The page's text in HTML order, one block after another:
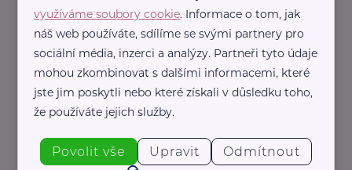
dotknisekridel@seznam.cz
Mgr. Ester Dombrovská
Krkonošská 153 Vrchlabí
Jsem koordinátorka paliativní péče, která
spojuje odbornost s empatií a lidským
využíváme soubory cookie. Informace o tom, jak
náš web používáte, sdílíme se svými partnery pro
sociální média, inzerci a analýzy. Partneři tyto údaje
mohou zkombinovat s dalšími informacemi, které
jste jim poskytli nebo které získali v důsledku toho,
že používáte jejich služby.
Povolit vše Upravit Odmítnout